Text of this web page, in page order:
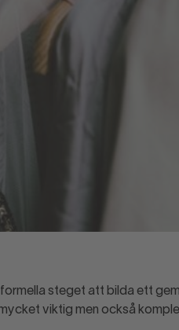
steget att bilda ett
viktig men också